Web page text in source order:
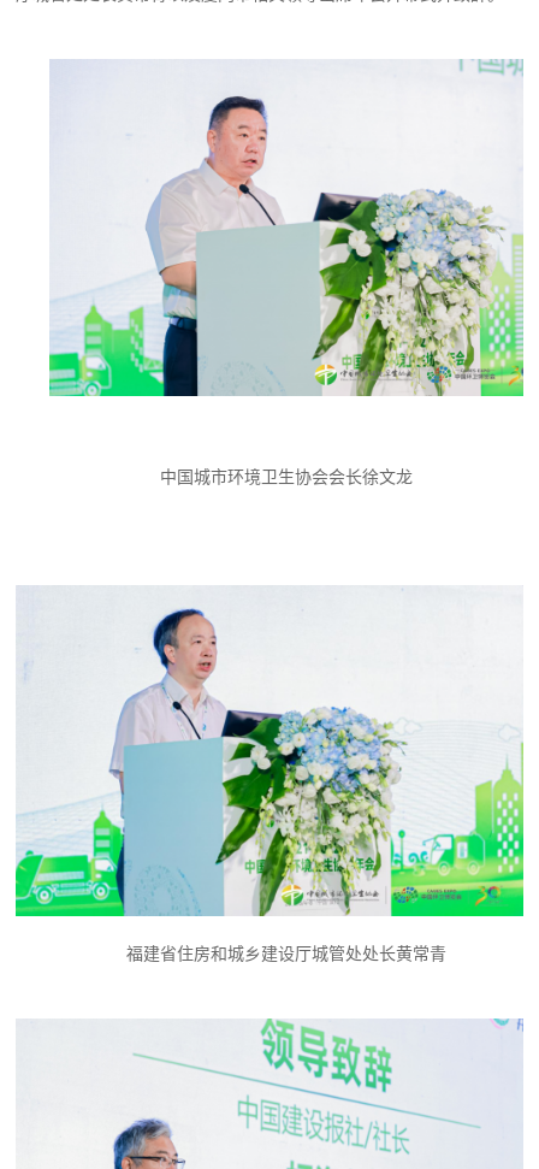
中国城市环境卫生协会会长徐文龙
福建省住房和城乡建设厅城管处处长黄常青